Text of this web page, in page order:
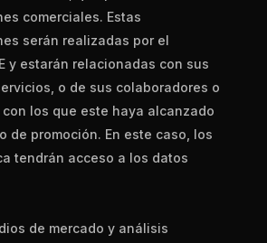
comerciales. Estas
serán realizadas por el
y estarán relacionadas con sus
o de sus colaboradores o
los que este haya alcanzado
de promoción. En este caso, los
tendrán acceso a los datos
de mercado y análisis